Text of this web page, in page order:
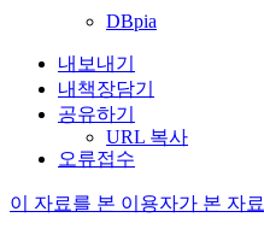
DBpia
내보내기
내책장담기
공유하기
URL 복사
오류접수
이 자료를 본 이용자가 본 자료